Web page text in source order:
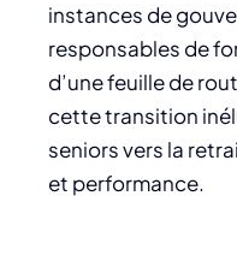
instances de
responsables de
d’une feuille de
cette transition
seniors vers la
et performance.